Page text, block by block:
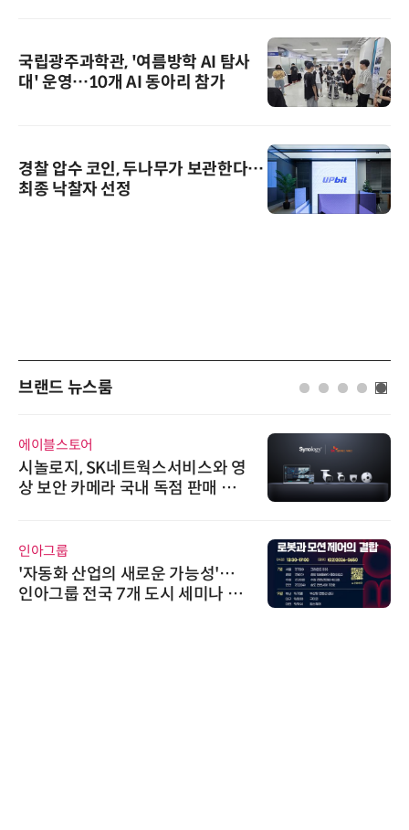
국립광주과학관, '여름방학 AI 탐사
대' 운영…10개 AI 동아리 참가
경찰 압수 코인, 두나무가 보관한다…
최종 낙찰자 선정
브랜드 뉴스룸
에이블스토어
시놀로지, SK네트웍스서비스와 영
상 보안 카메라 국내 독점 판매 파
인아그룹
'자동화 산업의 새로운 가능성'…
인아그룹 전국 7개 도시 세미나 페